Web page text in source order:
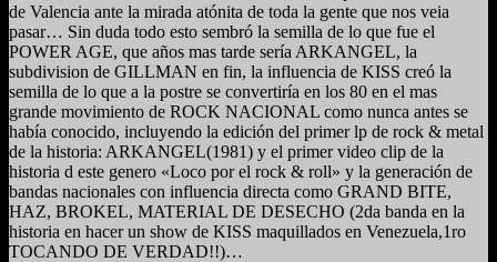
de Valencia ante la mirada atónita de toda la gente que nos veia
pasar… Sin duda todo esto sembró la semilla de lo que fue el
POWER AGE, que años mas tarde sería ARKANGEL, la
subdivision de GILLMAN en fin, la influencia de KISS creó la
semilla de lo que a la postre se convertiría en los 80 en el mas
grande movimiento de ROCK NACIONAL como nunca antes se
había conocido, incluyendo la edición del primer lp de rock & metal
de la historia: ARKANGEL(1981) y el primer video clip de la
historia d este genero «Loco por el rock & roll» y la generación de
bandas nacionales con influencia directa como GRAND BITE,
HAZ, BROKEL, MATERIAL DE DESECHO (2da banda en la
historia en hacer un show de KISS maquillados en Venezuela,1ro
TOCANDO DE VERDAD!!)…